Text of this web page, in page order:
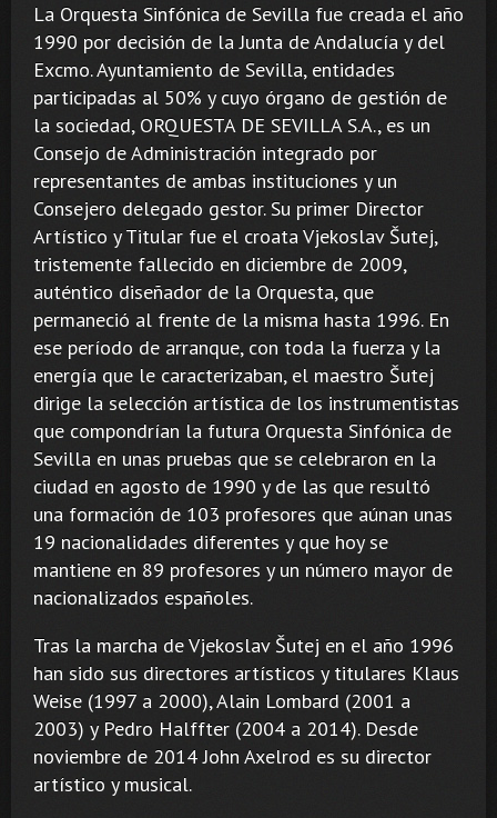
La Orquesta Sinfónica de Sevilla fue creada el año
1990 por decisión de la Junta de Andalucía y del
Excmo. Ayuntamiento de Sevilla, entidades
participadas al 50% y cuyo órgano de gestión de
la sociedad, ORQUESTA DE SEVILLA S.A., es un
Consejo de Administración integrado por
representantes de ambas instituciones y un
Consejero delegado gestor. Su primer Director
Artístico y Titular fue el croata Vjekoslav Šutej,
tristemente fallecido en diciembre de 2009,
auténtico diseñador de la Orquesta, que
permaneció al frente de la misma hasta 1996. En
ese período de arranque, con toda la fuerza y la
energía que le caracterizaban, el maestro Šutej
dirige la selección artística de los instrumentistas
que compondrían la futura Orquesta Sinfónica de
Sevilla en unas pruebas que se celebraron en la
ciudad en agosto de 1990 y de las que resultó
una formación de 103 profesores que aúnan unas
19 nacionalidades diferentes y que hoy se
mantiene en 89 profesores y un número mayor de
nacionalizados españoles.
Tras la marcha de Vjekoslav Šutej en el año 1996
han sido sus directores artísticos y titulares Klaus
Weise (1997 a 2000), Alain Lombard (2001 a
2003) y Pedro Halffter (2004 a 2014). Desde
noviembre de 2014 John Axelrod es su director
artístico y musical.